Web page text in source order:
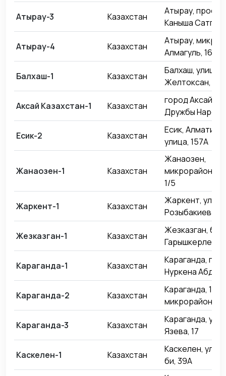
Атырау-3 Казахстан
Атырау,
Каныша
Атырау-4 Казахстан
Атырау,
Алмагуль, 16
Балхаш-1 Казахстан
Балхаш, улица
Желтоксан, 14
Аксай Казахстан-1 Казахстан
город Аксай,
Дружбы
Есик-2 Казахстан
Есик,
улица, 157А
Жанаозен-1 Казахстан
Жанаозен,
микрорайон
1/5
Жаркент-1 Казахстан
Жаркент, улица
Розыбакиева,
Жезказган-1 Казахстан
Жезказган,
Гарышкерлер,
Караганда-1 Казахстан
Караганда,
Нуркена
Караганда-2 Казахстан
Караганда, 18-й
микрорайон,
Караганда-3 Казахстан
Караганда,
Язева, 17
Каскелен-1 Казахстан
Каскелен,
би, 39А